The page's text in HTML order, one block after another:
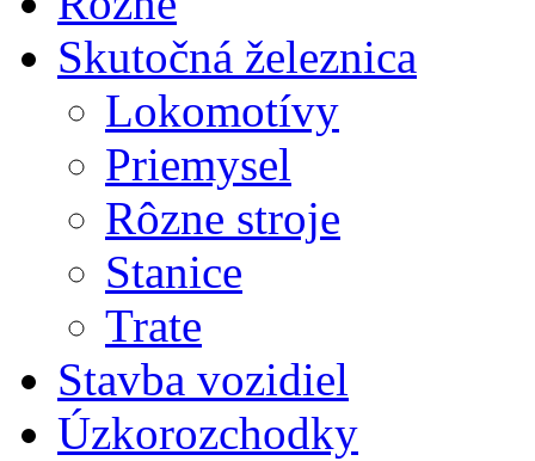
Skutočná železnica
Lokomotívy
Priemysel
Rôzne stroje
Stanice
Trate
Stavba vozidiel
Úzkorozchodky